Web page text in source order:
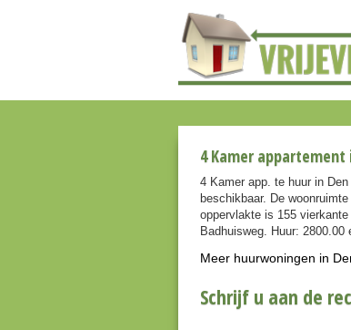
4 Kamer appartement
4 Kamer app. te huur in
beschikbaar. De
oppervlakte is 155
Badhuisweg. Huur: 2800.00
Meer huurwoningen in
Schrijf u aan de